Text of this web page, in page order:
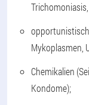
Mykoplasmen,
Chemikalien
Kondome);